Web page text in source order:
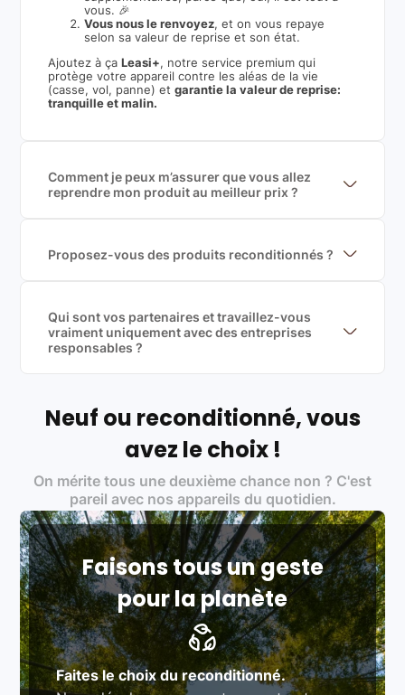
vous. 🎉
Vous nous le renvoyez, et on vous repaye
selon sa valeur de reprise et son état.
Ajoutez à ça Leasi+, notre service premium qui
protège votre appareil contre les aléas de la vie
(casse, vol, panne) etgarantie la valeur de reprise:
tranquille et malin.
Comment je peux m’assurer que vous allez
reprendre mon produit au meilleur prix ?
garantir le meilleur prix de rachat. De plus, nous
sommes rémunéré à la commission sur la valeur de
Proposez-vous des produits reconditionnés ?
produits officiels de grandes marques et du
reconditionné de haute qualité
Qui sont vos partenaires et travaillez-vous
vraiment uniquement avec des entreprises
responsables ?
Labels environnementaux & qualité de nos partenaires
traitement des déchets électroniques (DEEE)
Produits testés et vérifiés selon des standards
rigoureux (80 à 100 points de contrôle en
fonction des produits)
Respect des normes RAEE, RoHS, et du
référentiel QualiRepar (bonus réparation)
Neuf ou reconditionné, vous
avez le choix !
On mérite tous une deuxième chance non ? C'est
pareil avec nos appareils du quotidien.
Faisons tous un geste
pour la planète
Faites le choix du reconditionné.